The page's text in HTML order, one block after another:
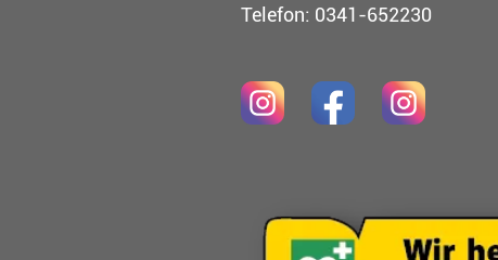
Telefon: 0341-652230